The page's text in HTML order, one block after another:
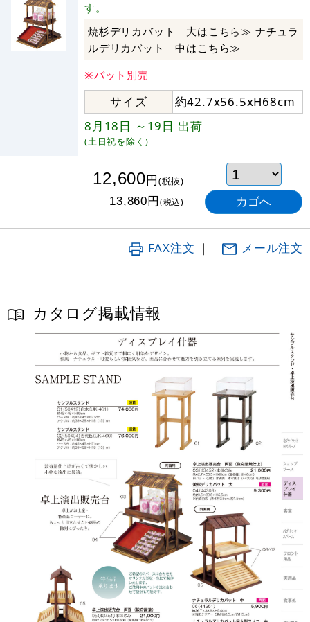
す。
焼杉デリカバット 大はこちら≫ ナチュラ
ルデリカバット 中はこちら≫
※バット別売
サイズ
約42.7x56.5xH68cm
8月18日 ～19日 出荷
(土日祝を除く)
12,600円(税抜)
13,860円(税込)
FAX注文 ｜ メール注文
カタログ掲載情報